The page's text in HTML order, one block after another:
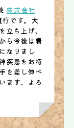
株式会社
です。大
を立ち上げ、
ら今後は看
なりまし
疾患をお持
を差し伸べ
ます。よろ